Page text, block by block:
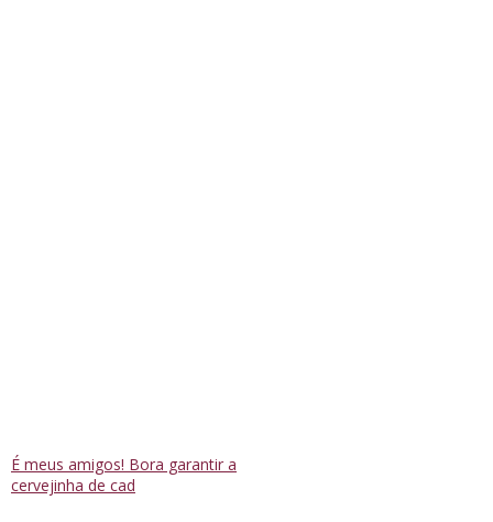
É meus amigos! Bora garantir a
cervejinha de cad